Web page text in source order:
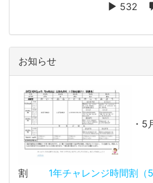
532
お知らせ
・5
割 1年チャレンジ時間割